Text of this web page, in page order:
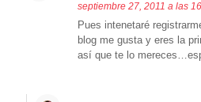
septiembre 27, 2011 a las
Pues intenetaré
blog me gusta y eres la
así que te lo